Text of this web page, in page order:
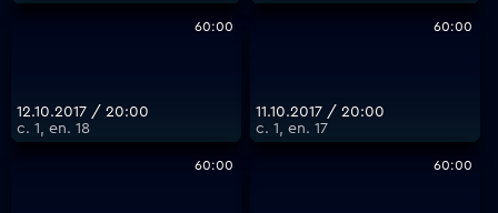
60:00
12.10.2017 / 20:00
с. 1, еп. 18
60:00
11.10.2017 / 20:00
с. 1, еп. 17
60:00 60:00